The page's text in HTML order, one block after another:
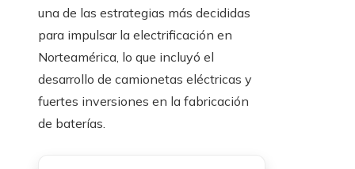
una de las estrategias más decididas
para impulsar la electrificación en
Norteamérica, lo que incluyó el
desarrollo de camionetas eléctricas y
fuertes inversiones en la fabricación
de baterías.